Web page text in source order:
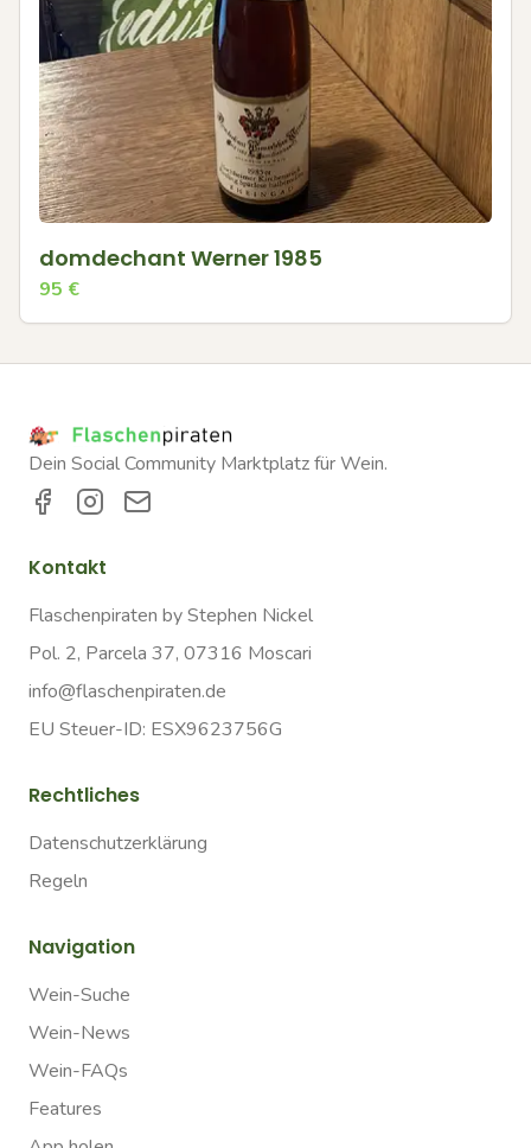
domdechant Werner 1985
95 €
Dein Social Community Marktplatz für Wein.
Kontakt
Flaschenpiraten by Stephen Nickel
Pol. 2, Parcela 37, 07316 Moscari
info@flaschenpiraten.de
EU Steuer-ID: ESX9623756G
Rechtliches
Datenschutzerklärung
Regeln
Navigation
Wein-Suche
Wein-News
Wein-FAQs
Features